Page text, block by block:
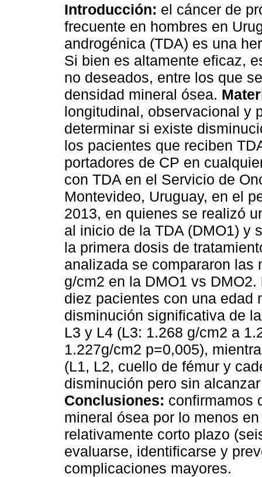
Introducción: el cáncer de
frecuente en hombres en
androgénica (TDA) es una
Si bien es altamente eficaz,
no deseados, entre los que
densidad mineral ósea.
longitudinal, observacional y
determinar si existe
los pacientes que reciben
portadores de CP en
con TDA en el Servicio de
Montevideo, Uruguay, en el
2013, en quienes se realizó
al inicio de la TDA (DMO1) y
la primera dosis de
analizada se compararon las
g/cm2 en la DMO1 vs DMO2.
diez pacientes con una edad
disminución significativa de
L3 y L4 (L3: 1.268 g/cm2 a
1.227g/cm2 p=0,005),
(L1, L2, cuello de fémur y
disminución pero sin
Conclusiones: confirmamos
mineral ósea por lo menos
relativamente corto plazo
evaluarse, identificarse y
complicaciones mayores.